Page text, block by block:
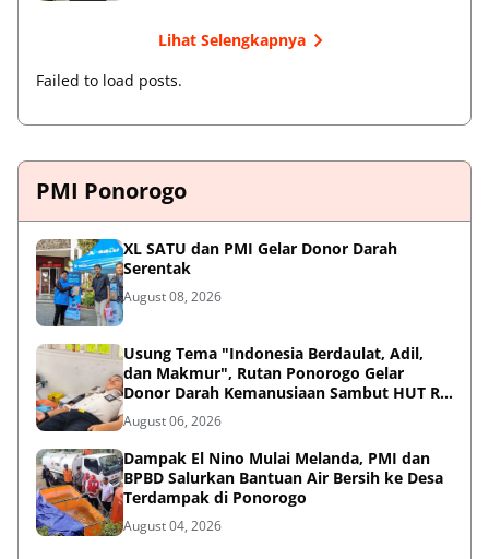
Lihat Selengkapnya
Failed to load posts.
PMI Ponorogo
XL SATU dan PMI Gelar Donor Darah
Serentak
August 08, 2026
Usung Tema "Indonesia Berdaulat, Adil,
dan Makmur", Rutan Ponorogo Gelar
Donor Darah Kemanusiaan Sambut HUT RI
ke-81
August 06, 2026
Dampak El Nino Mulai Melanda, PMI dan
BPBD Salurkan Bantuan Air Bersih ke Desa
Terdampak di Ponorogo
August 04, 2026